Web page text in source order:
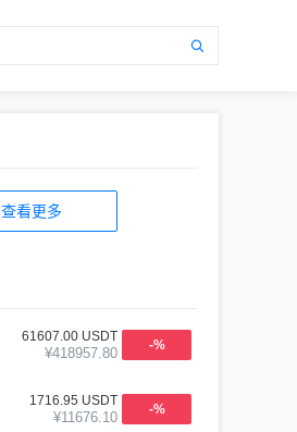
查看更多
61607.00 USDT
¥418957.80 -%
1716.95 USDT
¥11676.10 -%